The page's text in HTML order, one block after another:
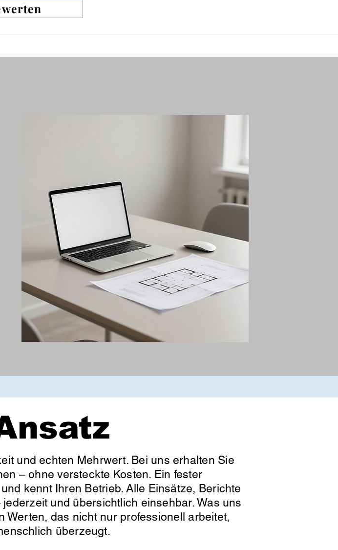
und echten Mehrwert. Bei uns erhalten Sie
– ohne versteckte Kosten. Ein fester
kennt Ihren Betrieb. Alle Einsätze, Berichte
und übersichtlich einsehbar. Was uns
Werten, das nicht nur professionell arbeitet,
überzeugt.